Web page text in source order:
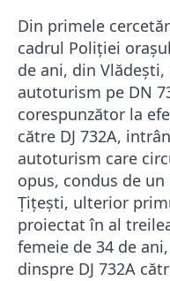
Din primele
cadrul Poliției
de ani, din
autoturism pe DN
corespunzător la
către DJ 732A,
autoturism care
opus, condus de
Țițești, ulterior
proiectat în al
femeie de 34 de
dinspre DJ 732A